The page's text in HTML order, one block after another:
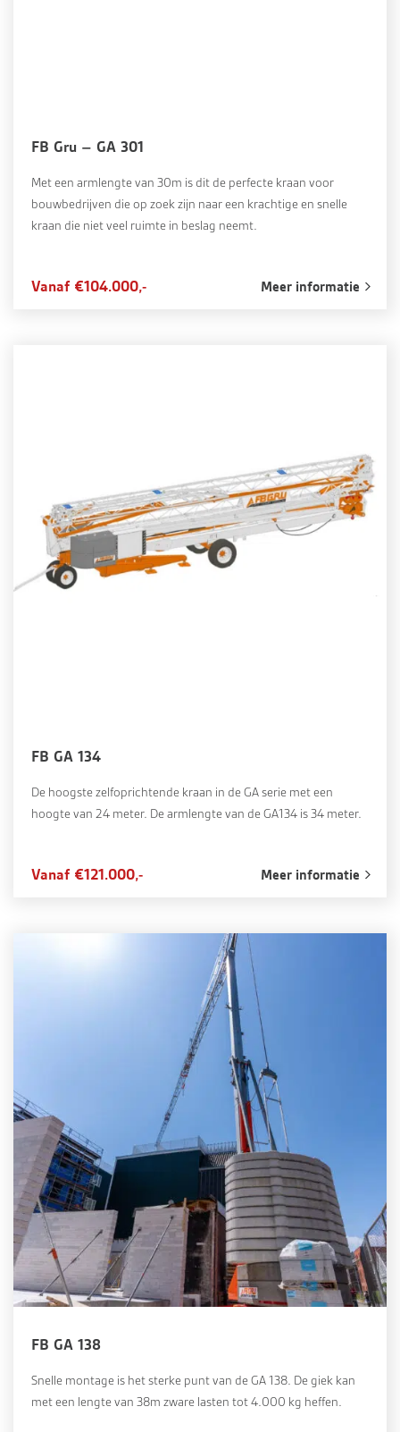
FB Gru – GA 301
Met een armlengte van 30m is dit de perfecte kraan voor
bouwbedrijven die op zoek zijn naar een krachtige en snelle
kraan die niet veel ruimte in beslag neemt.
Vanaf €104.000,- Meer informatie
FB GA 134
De hoogste zelfoprichtende kraan in de GA serie met een
hoogte van 24 meter. De armlengte van de GA134 is 34 meter.
Vanaf €121.000,- Meer informatie
FB GA 138
Snelle montage is het sterke punt van de GA 138. De giek kan
met een lengte van 38m zware lasten tot 4.000 kg heffen.